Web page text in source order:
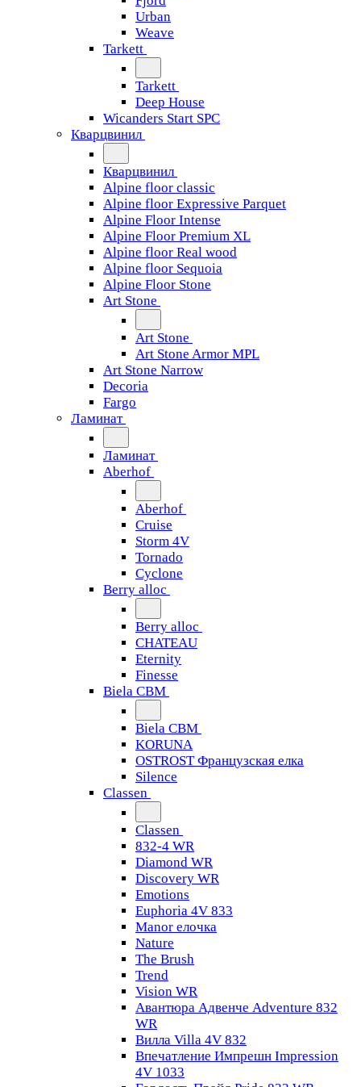
Urban
Weave
Tarkett
Tarkett
Deep House
Wicanders Start SPC
Кварцвинил
Кварцвинил
Alpine floor classic
Alpine floor Expressive Parquet
Alpine Floor Intense
Alpine Floor Premium XL
Alpine floor Real wood
Alpine floor Sequoia
Alpine Floor Stone
Art Stone
Art Stone
Art Stone Armor MPL
Art Stone Narrow
Decoria
Fargo
Ламинат
Ламинат
Aberhof
Aberhof
Cruise
Storm 4V
Tornado
Сyclone
Berry alloc
Berry alloc
CHATEAU
Eternity
Finesse
Biela CBM
Biela CBM
KORUNA
OSTROST Французская елка
Silence
Classen
Classen
832-4 WR
Diamond WR
Discovery WR
Emotions
Euphoria 4V 833
Manor елочка
Nature
The Brush
Trend
Vision WR
Авантюра Адвенче Adventure 832
WR
Вилла Villa 4V 832
Впечатление Импрешн Impression
4V 1033